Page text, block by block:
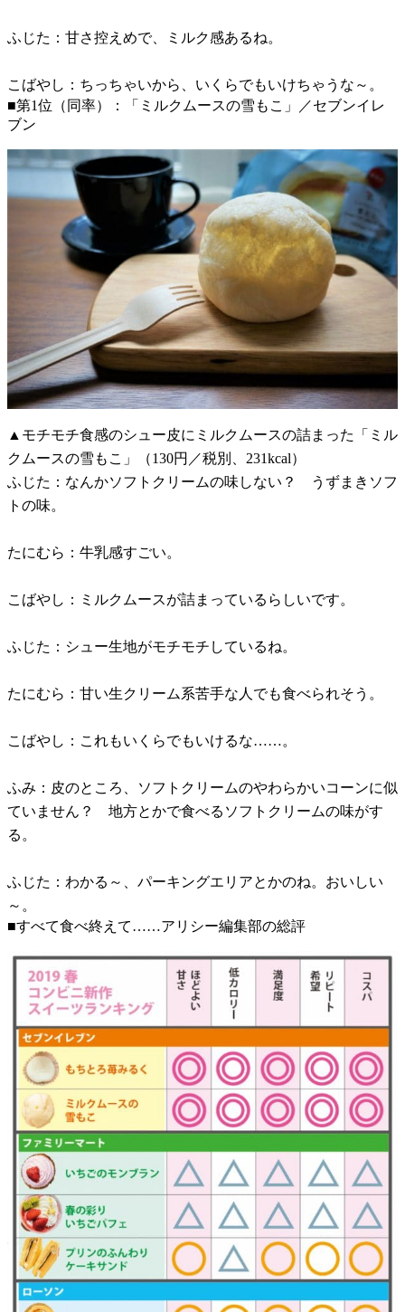
ふじた：甘さ控えめで、ミルク感あるね。
こばやし：ちっちゃいから、いくらでもいけちゃうな～。
■第1位（同率）：「ミルクムースの雪もこ」／セブンイレ
ブン
▲モチモチ食感のシュー皮にミルクムースの詰まった「ミル
クムースの雪もこ」（130円／税別、231kcal）
ふじた：なんかソフトクリームの味しない？ うずまきソフ
トの味。
たにむら：牛乳感すごい。
こばやし：ミルクムースが詰まっているらしいです。
ふじた：シュー生地がモチモチしているね。
たにむら：甘い生クリーム系苦手な人でも食べられそう。
こばやし：これもいくらでもいけるな……。
ふみ：皮のところ、ソフトクリームのやわらかいコーンに似
ていません？ 地方とかで食べるソフトクリームの味がす
る。
ふじた：わかる～、パーキングエリアとかのね。おいしい
～。
■すべて食べ終えて……アリシー編集部の総評